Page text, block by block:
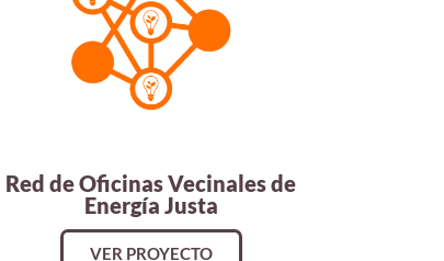
Red de Oficinas Vecinales de
Energía Justa
VER PROYECTO